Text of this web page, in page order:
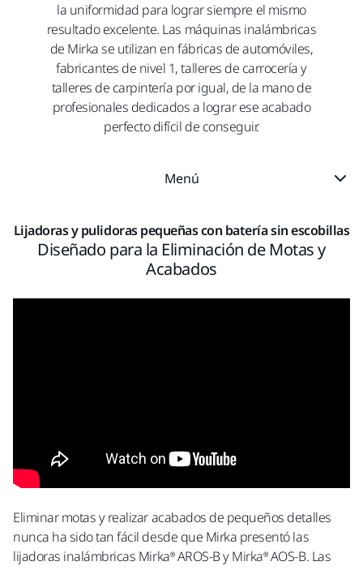
la uniformidad para lograr siempre el mismo
resultado excelente. Las máquinas inalámbricas
de Mirka se utilizan en fábricas de automóviles,
fabricantes de nivel 1, talleres de carrocería y
talleres de carpintería por igual, de la mano de
profesionales dedicados a lograr ese acabado
perfecto difícil de conseguir.
Menú
Lijadoras y pulidoras pequeñas con batería sin escobillas
Diseñado para la Eliminación de Motas y
Acabados
Eliminar motas y realizar acabados de pequeños detalles
nunca ha sido tan fácil desde que Mirka presentó las
lijadoras inalámbricas Mirka® AROS-B y Mirka® AOS-B. Las